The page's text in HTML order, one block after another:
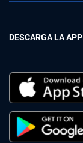
DESCARGA LA APP